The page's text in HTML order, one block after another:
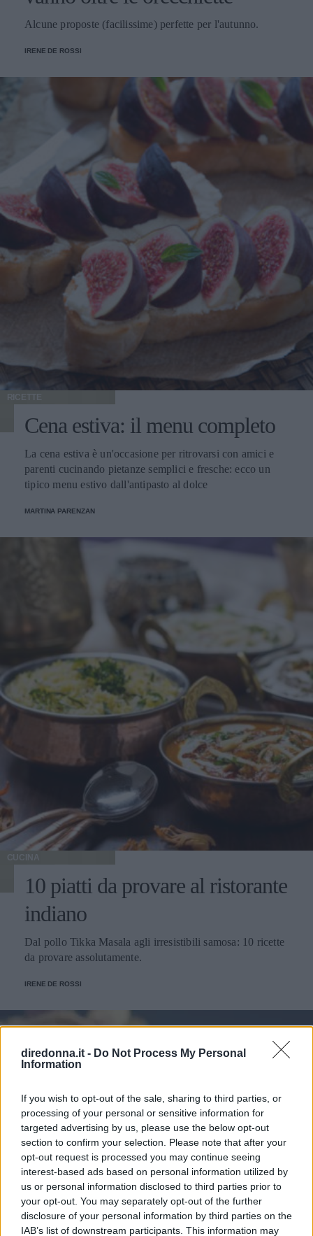
diredonna.it - Do Not Process My Personal
Information
If you wish to opt-out of the sale, sharing to third parties, or
processing of your personal or sensitive information for
targeted advertising by us, please use the below opt-out
section to confirm your selection. Please note that after your
opt-out request is processed you may continue seeing
interest-based ads based on personal information utilized by
us or personal information disclosed to third parties prior to
your opt-out. You may separately opt-out of the further
disclosure of your personal information by third parties on the
IAB’s list of downstream participants. This information may
Alcune proposte (facilissime) perfette per l'autunno.
IRENE DE ROSSI
RICETTE
Cena estiva: il menu completo
La cena estiva è un'occasione per ritrovarsi con amici e
parenti cucinando pietanze semplici e fresche: ecco un
tipico menu estivo dall'antipasto al dolce
MARTINA PARENZAN
CUCINA
10 piatti da provare al ristorante
indiano
Dal pollo Tikka Masala agli irresistibili samosa: 10 ricette
da provare assolutamente.
IRENE DE ROSSI